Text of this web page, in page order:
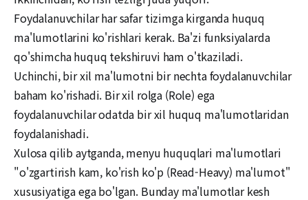
Foydalanuvchilar har safar tizimga kirganda huquq
ma'lumotlarini ko'rishlari kerak. Ba'zi funksiyalarda
qo'shimcha huquq tekshiruvi ham o'tkaziladi.
Uchinchi, bir xil ma'lumotni bir nechta foydalanuvchilar
baham ko'rishadi. Bir xil rolga (Role) ega
foydalanuvchilar odatda bir xil huquq ma'lumotlaridan
foydalanishadi.
Xulosa qilib aytganda, menyu huquqlari ma'lumotlari
"o'zgartirish kam, ko'rish ko'p (Read-Heavy) ma'lumot"
xususiyatiga ega bo'lgan. Bunday ma'lumotlar kesh